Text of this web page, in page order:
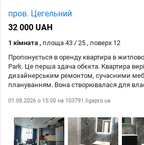
пров. Цегельний
32 000 UAH
1 кімната , площа 43 / 25 , поверх 12
Пропонується в оренду квартира в
Park. Це перша здача обєкта. Квартира
дизайнерським ремонтом, сучасними
плануванням. Вона створювалася для
квартири: - Окрема спальня та кухня-
вишуканих відтінках. - Панорамні вікна,
кількість природного світла. Житловий
елітним, має охорону території та пожежну
01.08.2026 о 15:00 на 103791.ligapro.ua